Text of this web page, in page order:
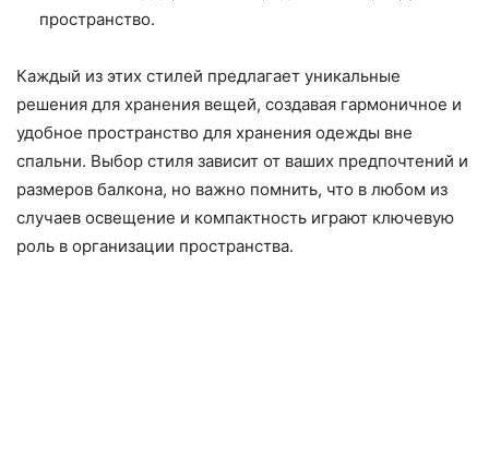
пространство.
Каждый из этих стилей предлагает уникальные
решения для хранения вещей, создавая гармоничное и
удобное пространство для хранения одежды вне
спальни. Выбор стиля зависит от ваших предпочтений и
размеров балкона, но важно помнить, что в любом из
случаев освещение и компактность играют ключевую
роль в организации пространства.